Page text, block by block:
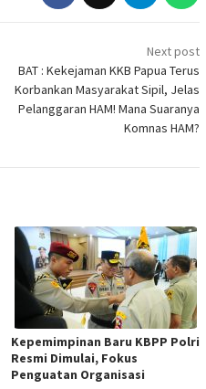
Next post
BAT : Kekejaman KKB Papua Terus
Korbankan Masyarakat Sipil, Jelas
Pelanggaran HAM! Mana Suaranya
Komnas HAM?
Kepemimpinan Baru KBPP Polri
Resmi Dimulai, Fokus
Penguatan Organisasi